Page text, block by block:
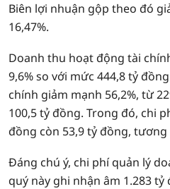
Biên lợi nhuận gộp theo đó
16,47%.
Doanh thu hoạt động tài
9,6% so với mức 444,8 tỷ
chính giảm mạnh 56,2%, từ
100,5 tỷ đồng. Trong đó, chi
đồng còn 53,9 tỷ đồng,
Đáng chú ý, chi phí quản lý
quý này ghi nhận âm 1.283